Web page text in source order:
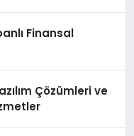
Finansal
Çözümleri ve